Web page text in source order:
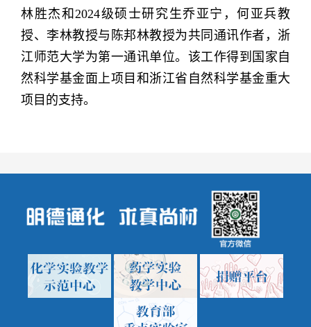
林胜杰和 2024级硕士研究生乔亚宁，何亚兵教
授、李林教授与陈邦林教授为共同通讯作者，浙
江师范大学为第一通讯单位。该工作得到国家自
然科学基金面上项目和浙江省自然科学基金重大
项目的支持。